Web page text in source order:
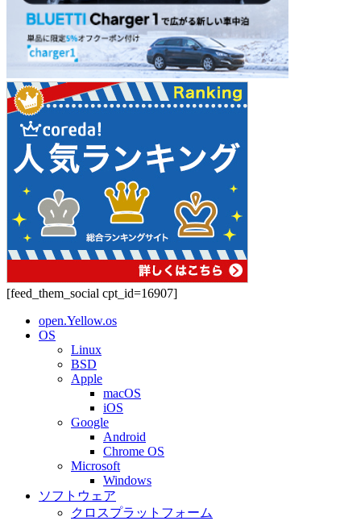
[feed_them_social cpt_id=16907]
open.Yellow.os
OS
Linux
BSD
Apple
macOS
iOS
Google
Android
Chrome OS
Microsoft
Windows
ソフトウェア
クロスプラットフォーム